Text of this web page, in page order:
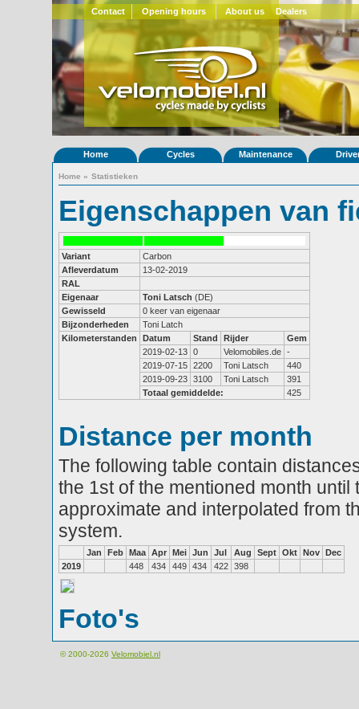
Contact Opening hours About us Dealers
Home Cycles Maintenance
Home » Statistieken
Eigenschappen van
Variant
Carbon
Afleverdatum
13-02-2019
RAL
Eigenaar
Toni Latsch (DE)
Gewisseld
0 keer van eigenaar
Bijzonderheden
Toni Latch
Kilometerstanden
Datum Stand Rijder
Gem
2019-02-13 0 Velomobiles.de -
2019-07-15 2200 Toni Latsch
440
2019-09-23 3100 Toni Latsch
391
Totaal gemiddelde:
425
Distance per month
The following table contain
the 1st of the mentioned month
approximate and interpolated from
system.
Jan Feb Maa Apr Mei Jun Jul Aug Sept Okt Nov Dec
2019
448 434 449 434 422 398
Foto's
© 2000-2026 Velomobiel.nl